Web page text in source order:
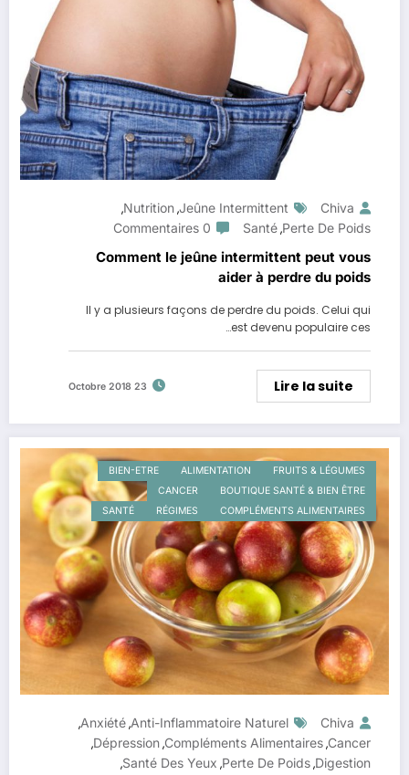
Chiva
Jeûne Intermittent
,
Nutrition
,
Perte De Poids
,
Santé
0 Commentaires
Comment le jeûne intermittent peut vous
aider à perdre du poids
Il y a plusieurs façons de perdre du poids. Celui qui
est devenu populaire ces…
Lire la suite
23 Octobre 2018
FRUITS & LÉGUMES
ALIMENTATION
BIEN-ETRE
BOUTIQUE SANTÉ & BIEN ÊTRE
CANCER
COMPLÉMENTS ALIMENTAIRES
RÉGIMES
SANTÉ
Chiva
Anti-Inflammatoire Naturel
,
Anxiété
,
Cancer
,
Compléments Alimentaires
,
Dépression
,
Digestion
,
Perte De Poids
,
Santé Des Yeux
,